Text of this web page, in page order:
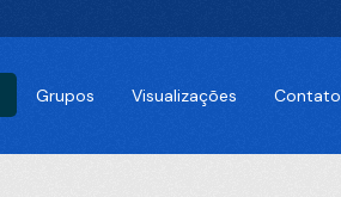
Grupos Visualizações Contato